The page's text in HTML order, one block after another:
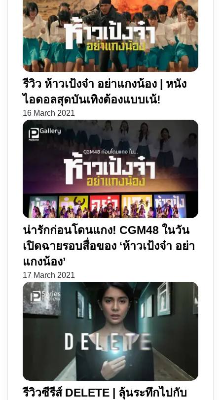
รีวิว ห้าวเป้งจ๋า อย่าแกงน้อง | หนัง
ไอดอลสุดบันเทิงต้องแบบเน้!
16 March 2021
น่ารักก่อนโดนแกง! CGM48 ในวัน
เปิดฉายรอบสื่อของ ‘ห้าวเป้งจ๋า อย่า
แกงน้อง’
17 March 2021
รีวิวซีรีส์ DELETE | ลุ้นระทึกไปกับ